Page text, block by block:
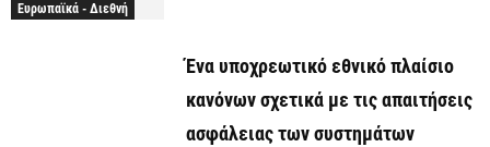
Ευρωπαϊκά - Διεθνή
Ένα υποχρεωτικό εθνικό πλαίσιο
κανόνων σχετικά με τις απαιτήσεις
ασφάλειας των συστημάτων